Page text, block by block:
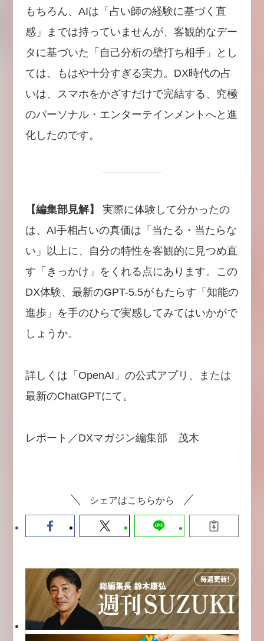
もちろん、AIは「占い師の経験に基づく直
感」までは持っていませんが、客観的なデー
タに基づいた「自己分析の壁打ち相手」とし
ては、もはや十分すぎる実力。DX時代の占
いは、スマホをかざすだけで完結する、究極
のパーソナル・エンターテインメントへと進
化したのです。
【編集部見解】
実際に体験して分かったの
は、AI手相占いの真価は「当たる・当たらな
い」以上に、自分の特性を客観的に見つめ直
す「きっかけ」をくれる点にあります。この
DX体験、最新のGPT-5.5がもたらす「知能の
進歩」を手のひらで実感してみてはいかがで
しょうか。
詳しくは「OpenAI」の公式アプリ、または
最新のChatGPTにて。
レポート／DXマガジン編集部 茂木
シェアはこちらから